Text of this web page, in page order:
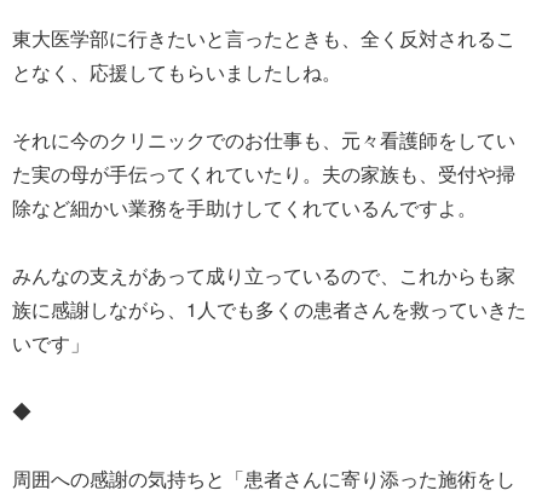
東大医学部に行きたいと言ったときも、全く反対されるこ
となく、応援してもらいましたしね。
それに今のクリニックでのお仕事も、元々看護師をしてい
た実の母が手伝ってくれていたり。夫の家族も、受付や掃
除など細かい業務を手助けしてくれているんですよ。
みんなの支えがあって成り立っているので、これからも家
族に感謝しながら、1人でも多くの患者さんを救っていきた
いです」
◆
周囲への感謝の気持ちと「患者さんに寄り添った施術をし